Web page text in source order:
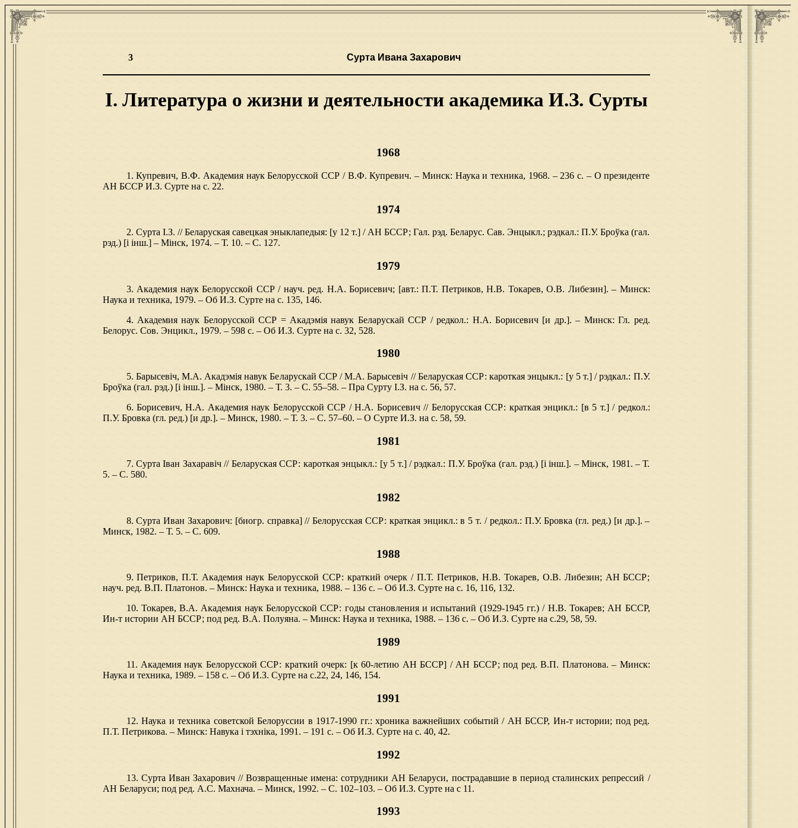
3 Сурта Ивана Захарович
I. Литература о жизни и деятельности академика И.З. Сурты
1968
1. Купревич, В.Ф. Академия наук Белорусской ССР / В.Ф. Купревич. – Минск: Наука и техника, 1968. – 236 с. – О президенте
АН БССР И.З. Сурте на с. 22.
1974
2. Сурта І.З. // Беларуская савецкая эныклапедыя: [у 12 т.] / АН БССР; Гал. рэд. Беларус. Сав. Энцыкл.; рэдкал.: П.У. Броўка (гал.
рэд.) [і інш.] – Мінск, 1974. – Т. 10. – С. 127.
1979
3. Академия наук Белорусской ССР / науч. ред. Н.А. Борисевич; [авт.: П.Т. Петриков, Н.В. Токарев, О.В. Либезин]. – Минск:
Наука и техника, 1979. – Об И.З. Сурте на с. 135, 146.
4. Академия наук Белорусской ССР = Акадэмiя навук Беларускай ССР / редкол.: Н.А. Борисевич [и др.]. – Минск: Гл. ред.
Белорус. Сов. Энцикл., 1979. – 598 с. – Об И.З. Сурте на с. 32, 528.
1980
5. Барысевіч, М.А. Акадэмія навук Беларускай ССР / М.А. Барысевіч // Беларуская ССР: кароткая энцыкл.: [у 5 т.] / рэдкал.: П.У.
Броўка (гал. рэд.) [і інш.]. – Мінск, 1980. – Т. 3. – С. 55–58. – Пра Сурту І.З. на с. 56, 57.
6. Борисевич, Н.А. Академия наук Белорусской ССР / Н.А. Борисевич // Белорусская ССР: краткая энцикл.: [в 5 т.] / редкол.:
П.У. Бровка (гл. ред.) [и др.]. – Минск, 1980. – Т. 3. – С. 57–60. – О Сурте И.З. на с. 58, 59.
1981
7. Сурта Іван Захаравіч // Беларуская ССР: кароткая энцыкл.: [у 5 т.] / рэдкал.: П.У. Броўка (гал. рэд.) [і інш.]. – Мінск, 1981. – Т.
5. – С. 580.
1982
8. Сурта Иван Захарович: [биогр. справка] // Белорусская ССР: краткая энцикл.: в 5 т. / редкол.: П.У. Бровка (гл. ред.) [и др.]. –
Минск, 1982. – Т. 5. – C. 609.
1988
9. Петриков, П.Т. Академия наук Белорусской ССР: краткий очерк / П.Т. Петриков, Н.В. Токарев, О.В. Либезин; АН БССР;
науч. ред. В.П. Платонов. – Минск: Наука и техника, 1988. – 136 с. – Об И.З. Сурте на с. 16, 116, 132.
10. Токарев, В.А. Академия наук Белорусской ССР: годы становления и испытаний (1929-1945 гг.) / Н.В. Токарев; АН БССР,
Ин-т истории АН БССР; под ред. В.А. Полуяна. – Минск: Наука и техника, 1988. – 136 с. – Об И.З. Сурте на с.29, 58, 59.
1989
11. Академия наук Белорусской ССР: краткий очерк: [к 60-летию АН БССР] / АН БССР; под ред. В.П. Платонова. – Минск:
Наука и техника, 1989. – 158 с. – Об И.З. Сурте на с.22, 24, 146, 154.
1991
12. Наука и техника советской Белоруссии в 1917-1990 гг.: хроника важнейших событий / АН БССР, Ин-т истории; под ред.
П.Т. Петрикова. – Минск: Навука і тэхніка, 1991. – 191 с. – Об И.З. Сурте на с. 40, 42.
1992
13. Сурта Иван Захарович // Возвращенные имена: сотрудники АН Беларуси, пострадавшие в период сталинских репрессий /
АН Беларуси; под ред. А.С. Махнача. – Минск, 1992. – С. 102–103. – Об И.З. Сурте на с 11.
1993